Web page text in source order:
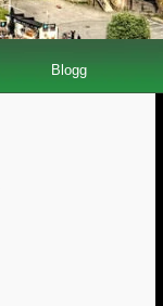
Blogg